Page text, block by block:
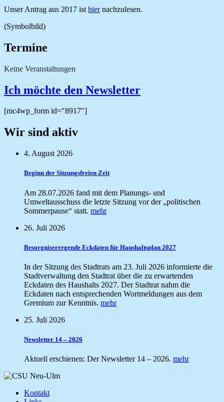
Unser Antrag aus 2017 ist hiernachzulesen.
(Symbolbild)
Termine
Keine Veranstaltungen
Ich möchte den Newsletter
[mc4wp_form id="8917"]
Wir sind aktiv
4. August 2026
Beginn der Sitzungsfreien Zeit
Am 28.07.2026 fand mit dem Planungs- und
Umweltausschuss die letzte Sitzung vor der „politischen
Sommerpause“ statt. mehr
26. Juli 2026
Besorgniserregende Eckdaten für Haushaltsplan 2027
In der Sitzung des Stadtrats am 23. Juli 2026 informierte die
Stadtverwaltung den Stadtrat über die zu erwartenden
Eckdaten des Haushalts 2027. Der Stadtrat nahm die
Eckdaten nach entsprechenden Wortmeldungen aus dem
Gremium zur Kenntnis. mehr
25. Juli 2026
Newsletter 14 – 2026
Aktuell erschienen: Der Newsletter 14 – 2026. mehr
Kontakt